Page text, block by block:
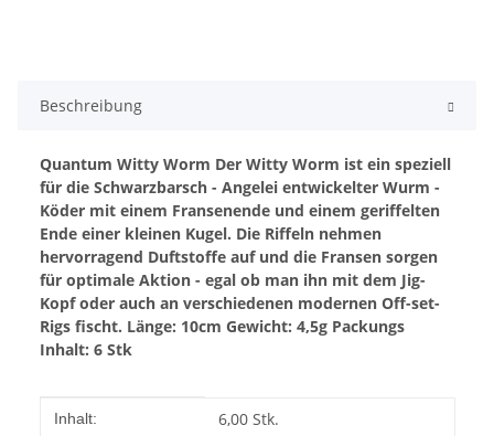
Beschreibung
Quantum Witty Worm Der Witty Worm ist ein speziell
für die Schwarzbarsch - Angelei entwickelter Wurm -
Köder mit einem Fransenende und einem geriffelten
Ende einer kleinen Kugel. Die Riffeln nehmen
hervorragend Duftstoffe auf und die Fransen sorgen
für optimale Aktion - egal ob man ihn mit dem Jig-
Kopf oder auch an verschiedenen modernen Off-set-
Rigs fischt. Länge: 10cm Gewicht: 4,5g Packungs
Inhalt: 6 Stk
Produkteigenschaft
Wert
Inhalt: 6,00 Stk.